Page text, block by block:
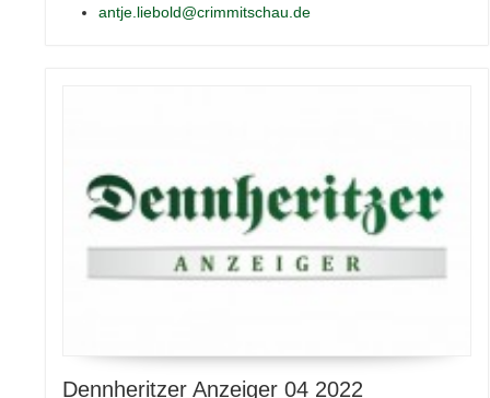
antje.liebold@crimmitschau.de
Dennheritzer Anzeiger 04 2022